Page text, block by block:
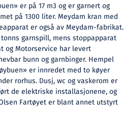
er på 17 m3 og er garnert og
på 1300 liter. Meydam kran med
er også av Meydam-fabrikat.
garnspill, mens stoppapparat
og Motorservice har levert
bunn og garnbinger. Hempel
er innredet med to køyer
rorhus. Dusj, wc og vaskerom er
de elektriske installasjonene, og
Fartøyet er blant annet utstyrt